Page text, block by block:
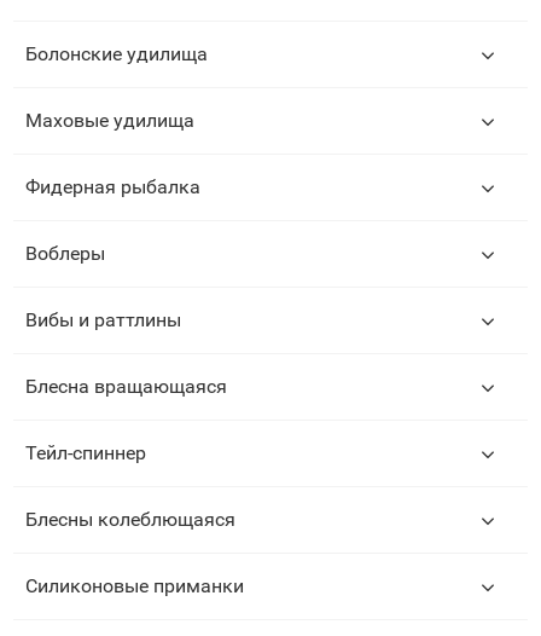
Болонские удилища
Маховые удилища
Фидерная рыбалка
Воблеры
Вибы и раттлины
Блесна вращающаяся
Тейл-спиннер
Блесны колеблющаяся
Силиконовые приманки